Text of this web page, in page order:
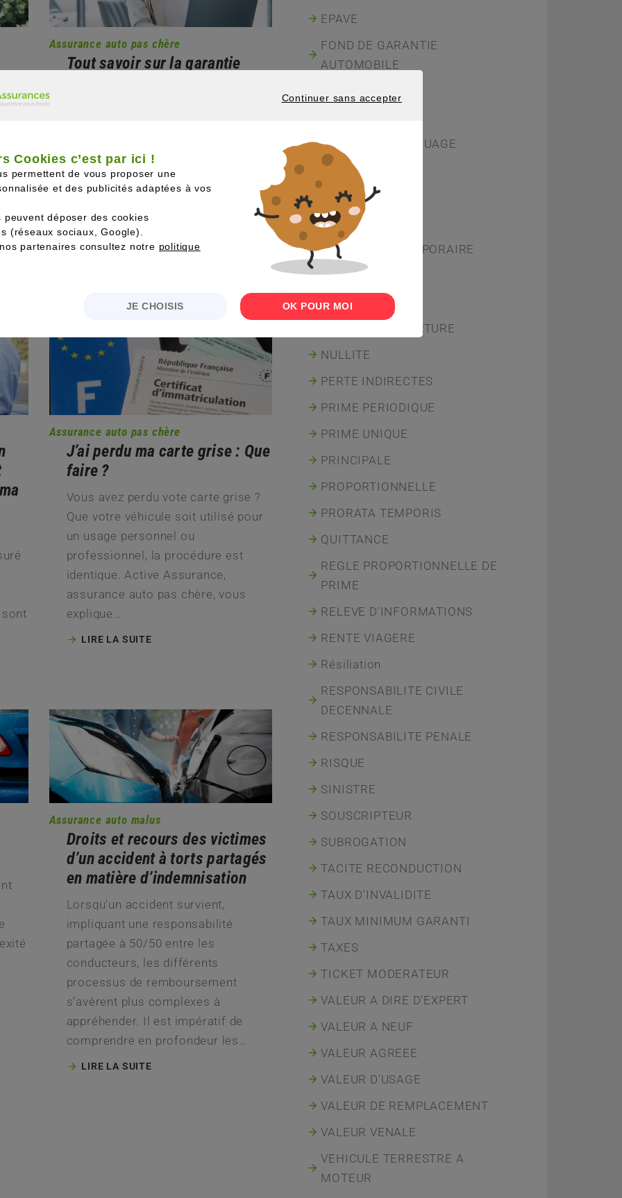
?
Assurance auto pas chère
Tout savoir sur la garantie
un élément essentiel pour garantir
une défense adéquate en cas de
assistance juridique
professionnelle pour…
Assurance auto pas chère
J’ai perdu ma carte grise : Que
faire ?
Vous avez perdu vote carte grise ?
Que votre véhicule soit utilisé pour
un usage personnel ou
professionnel, la procédure est
identique. Active Assurance,
assurance auto pas chère, vous
explique…
LIRE LA SUITE
Assurance auto malus
Droits et recours des victimes
d’un accident à torts partagés
en matière d’indemnisation
Lorsqu’un accident survient,
impliquant une responsabilité
partagée à 50/50 entre les
conducteurs, les différents
processus de remboursement
s’avèrent plus complexes à
appréhender. Il est impératif de
comprendre en profondeur les…
LIRE LA SUITE
EPAVE
FOND DE GARANTIE
AUTOMOBILE
GRAVAGE - MARQUAGE
IARD
IDA
INCAPACITE
INCAPACITE TEMPORAIRE
IRSA
MIXTES
NOTE DE COUVERTURE
NULLITE
PERTE INDIRECTES
PRIME PERIODIQUE
PRIME UNIQUE
PRINCIPALE
PROPORTIONNELLE
PRORATA TEMPORIS
QUITTANCE
REGLE PROPORTIONNELLE DE
PRIME
RELEVE D'INFORMATIONS
RENTE VIAGERE
Résiliation
RESPONSABILITE CIVILE
DECENNALE
RESPONSABILITE PENALE
RISQUE
SINISTRE
SOUSCRIPTEUR
SUBROGATION
TACITE RECONDUCTION
TAUX D'INVALIDITE
TAUX MINIMUM GARANTI
TAXES
TICKET MODERATEUR
VALEUR A DIRE D'EXPERT
VALEUR A NEUF
VALEUR AGREEE
VALEUR D'USAGE
VALEUR DE REMPLACEMENT
VALEUR VENALE
VEHICULE TERRESTRE A
MOTEUR
Continuer sans accepter
Cookies c’est par ici !
permettent de vous proposer une
et des publicités adaptées à vos
peuvent déposer des cookies
(réseaux sociaux, Google).
partenaires consultez notre politique
JE CHOISIS OK POUR MOI